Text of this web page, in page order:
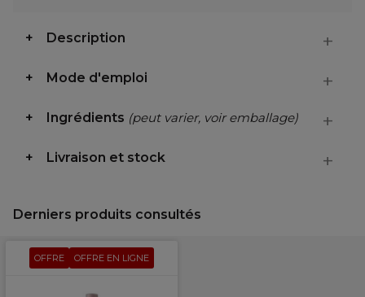
Description
Mode d'emploi
Ingrédients (peut varier, voir emballage)
Livraison et stock
Derniers produits consultés
OFFRE OFFRE EN LIGNE